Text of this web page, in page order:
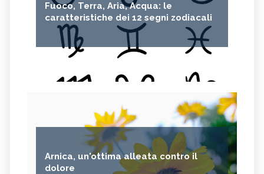
Fuoco, Terra, Aria, Acqua: le
caratteristiche dei 12 segni zodiacali
Arnica, un'ottima alleata contro il
dolore